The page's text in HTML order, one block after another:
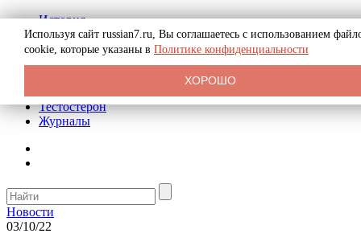
История
Биография
Криминал
Реклама на сайте
Тестостерон
Журналы
Новости
03/10/22
Используя сайт russian7.ru, Вы соглашаетесь с использованием
cookie, которые указаны в Политике конфиденциальности
ХОРОШО